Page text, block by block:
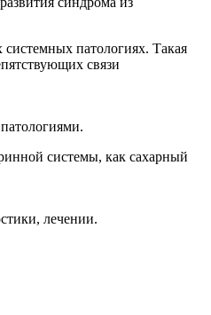
патологиях. Такая
связи
системы, как сахарный
лечении.